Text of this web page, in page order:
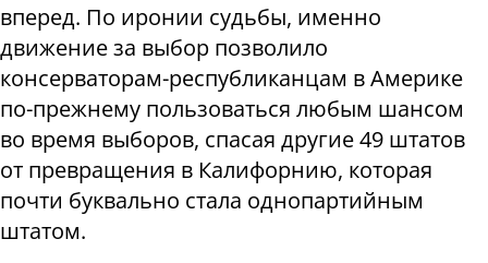
вперед. По иронии судьбы, именно
движение за выбор позволило
консерваторам-республиканцам в Америке
по-прежнему пользоваться любым шансом
во время выборов, спасая другие 49 штатов
от превращения в Калифорнию, которая
почти буквально стала однопартийным
штатом.